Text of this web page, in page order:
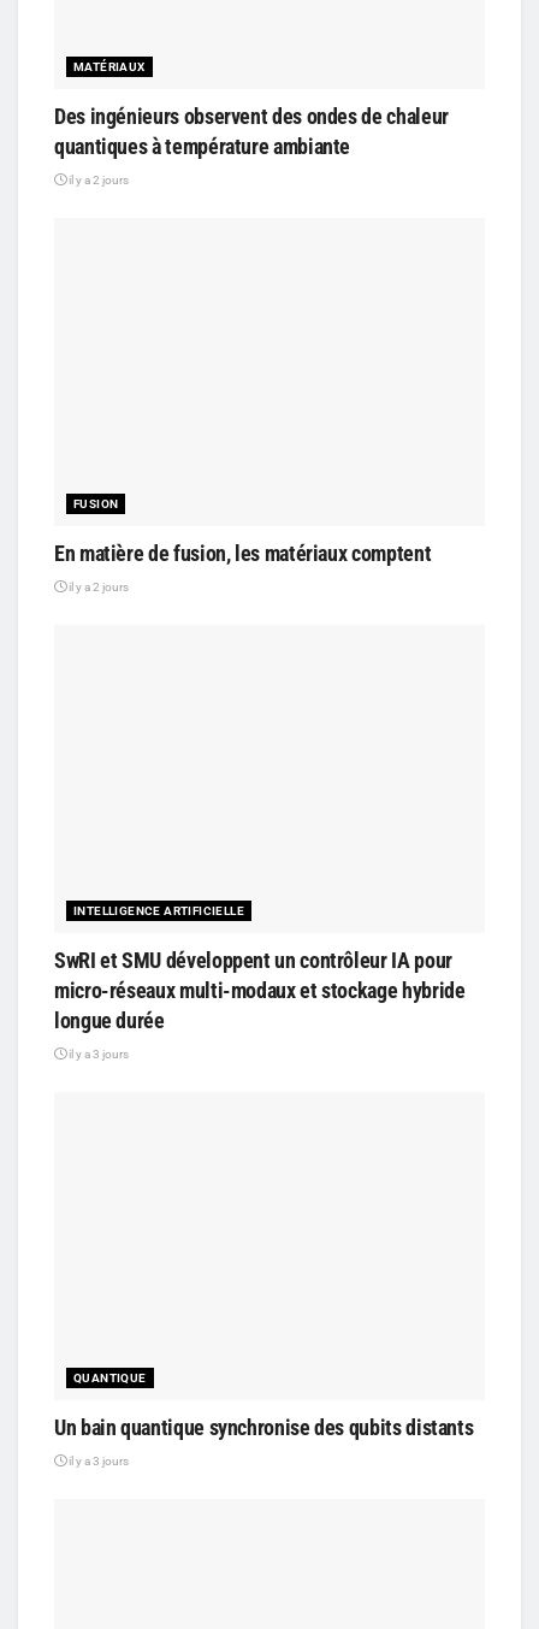
MATÉRIAUX
Des ingénieurs observent des ondes de chaleur
quantiques à température ambiante
il y a 2 jours
FUSION
En matière de fusion, les matériaux comptent
il y a 2 jours
INTELLIGENCE ARTIFICIELLE
SwRI et SMU développent un contrôleur IA pour
micro-réseaux multi-modaux et stockage hybride
longue durée
il y a 3 jours
QUANTIQUE
Un bain quantique synchronise des qubits distants
il y a 3 jours